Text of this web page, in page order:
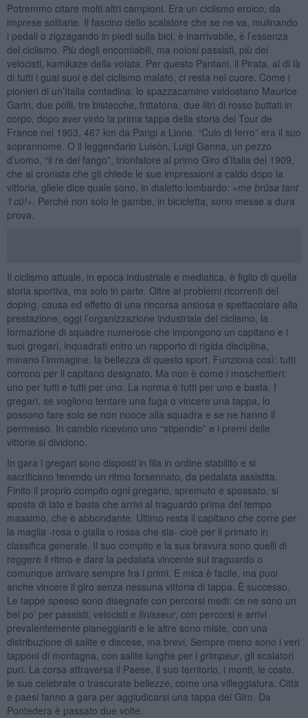
Potremmo citare molti altri campioni. Era un ciclismo eroico, da
imprese solitarie. Il fascino dello scalatore che se ne va, mulinando
i pedali o zigzagando in piedi sulla bici, è inarrivabile, è l’essenza
del ciclismo. Più degli encomiabili, ma noiosi passisti, più dei
velocisti, kamikaze della volata. Per questo Pantani, il Pirata, al di là
di tutti i guai suoi e del ciclismo malato, ci resta nel cuore. Come i
pionieri di un’Italia contadina: lo spazzacamino valdostano Maurice
Garin, due polli, tre bistecche, frittatona, due litri di rosso buttati in
corpo, dopo aver vinto la prima tappa della storia del Tour de
France nel 1903, 467 km da Parigi a Lione. “Culo di ferro” era il suo
soprannome. O il leggendario Luisòn, Luigi Ganna, un pezzo
d’uomo, “il re del fango”, trionfatore al primo Giro d’Italia del 1909,
che al cronista che gli chiede le sue impressioni a caldo dopo la
vittoria, gliele dice quale sono, in dialetto lombardo: «me brüsa tant
‘l cü!» . Perché non solo le gambe, in bicicletta, sono messe a dura
prova.
Il ciclismo attuale, in epoca industriale e mediatica, è figlio di quella
storia sportiva, ma solo in parte. Oltre ai problemi ricorrenti del
doping, causa ed effetto di una rincorsa ansiosa e spettacolare alla
prestazione, oggi l’organizzazione industriale del ciclismo, la
formazione di squadre numerose che impongono un capitano e i
suoi gregari, inquadrati entro un rapporto di rigida disciplina,
minano l’immagine, la bellezza di questo sport. Funziona così: tutti
corrono per il capitano designato. Ma non è come i moschettieri:
uno per tutti e tutti per uno. La norma è tutti per uno e basta. I
gregari, se vogliono tentare una fuga o vincere una tappa, lo
possono fare solo se non nuoce alla squadra e se ne hanno il
permesso. In cambio ricevono uno “stipendio” e i premi delle
vittorie si dividono.
In gara i gregari sono disposti in fila in ordine stabilito e si
sacrificano tenendo un ritmo forsennato, da pedalata assistita.
Finito il proprio compito ogni gregario, spremuto e spossato, si
sposta di lato e basta che arrivi al traguardo prima del tempo
massimo, che è abbondante. Ultimo resta il capitano che corre per
la maglia -rosa o gialla o rossa che sia- cioè per il primato in
classifica generale. Il suo compito e la sua bravura sono quelli di
reggere il ritmo e dare la pedalata vincente sul traguardo o
comunque arrivare sempre fra i primi. E mica è facile, ma puoi
anche vincere il giro senza nessuna vittoria di tappa. È successo.
Le tappe spesso sono disegnate con percorsi medi: ce ne sono un
bel po’ per passisti, velocisti e finisseur, con percorsi e arrivi
prevalentemente pianeggianti e le altre sono miste, con una
distribuzione di salite e discese, ma brevi. Sempre meno sono i veri
tapponi di montagna, con salite lunghe per i grimpeur, gli scalatori
puri. La corsa attraversa il Paese, il suo territorio, i monti, le coste,
le sue celebrate o trascurate bellezze, come una villeggiatura. Città
e paesi fanno a gara per aggiudicarsi una tappa del Giro. Da
Pontedera è passato due volte.